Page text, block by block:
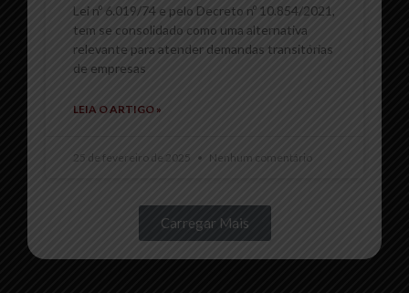
Lei nº 6.019/74 e pelo Decreto nº 10.854/2021,
tem se consolidado como uma alternativa
relevante para atender demandas transitórias
de empresas
LEIA O ARTIGO »
25 de fevereiro de 2025 Nenhum comentário
Carregar Mais